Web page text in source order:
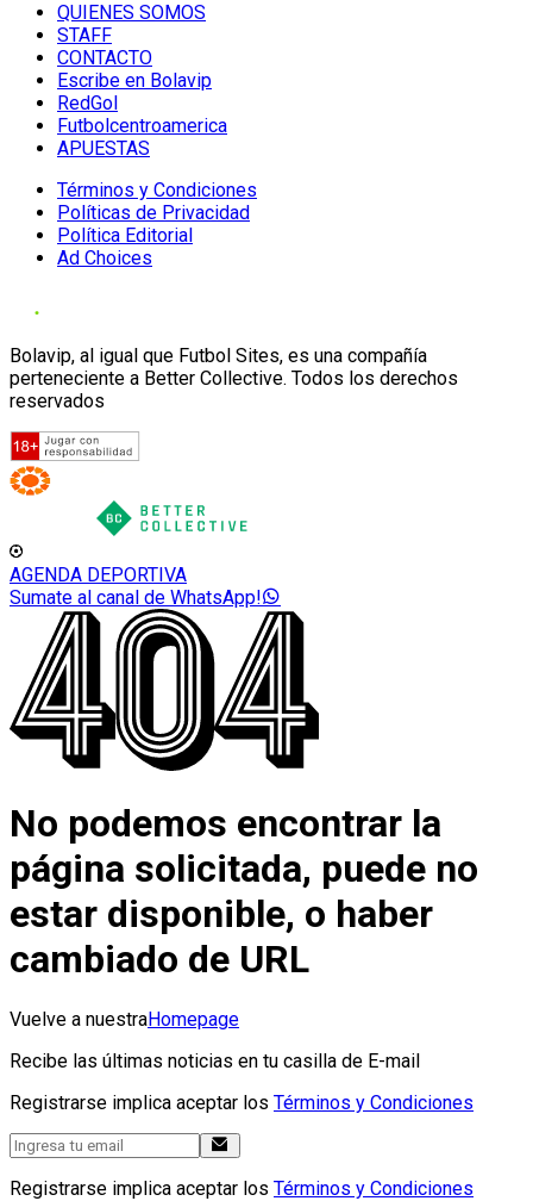
QUIENES SOMOS
STAFF
CONTACTO
Escribe en Bolavip
RedGol
Futbolcentroamerica
APUESTAS
Términos y Condiciones
Políticas de Privacidad
Política Editorial
Ad Choices
Bolavip, al igual que Futbol Sites, es una compañía
perteneciente a Better Collective. Todos los derechos
reservados
AGENDA DEPORTIVA
Sumate al canal de WhatsApp!
No podemos encontrar la
página solicitada, puede no
estar disponible, o haber
cambiado de URL
Vuelve a nuestraHomepage
Recibe las últimas noticias en tu casilla de E-mail
Registrarse implica aceptar los Términos y Condiciones
Registrarse implica aceptar los Términos y Condiciones